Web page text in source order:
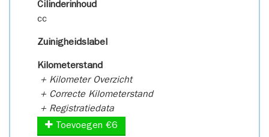
Cilinderinhoud
cc
Zuinigheidslabel
Kilometerstand
+ Kilometer Overzicht
+ Correcte Kilometerstand
+ Registratiedata
Toevoegen €6